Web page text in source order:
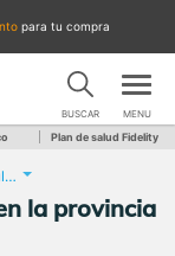
para tu compra
BUSCAR MENU
Plan de salud Fidelity
Consulta de Medicina General
la provincia